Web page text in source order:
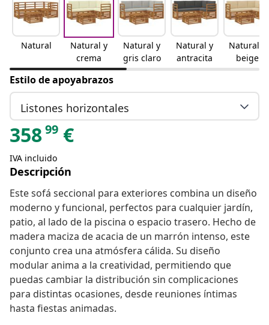
Natural
Natural y
crema
Natural y
gris claro
Natural y
antracita
Natural y
beige
Estilo de apoyabrazos
Listones horizontales
35899 €
IVA incluido
Descripción
Este sofá seccional para exteriores combina un diseño
moderno y funcional, perfectos para cualquier jardín,
patio, al lado de la piscina o espacio trasero. Hecho de
madera maciza de acacia de un marrón intenso, este
conjunto crea una atmósfera cálida. Su diseño
modular anima a la creatividad, permitiendo que
puedas cambiar la distribución sin complicaciones
para distintas ocasiones, desde reuniones íntimas
hasta fiestas animadas.